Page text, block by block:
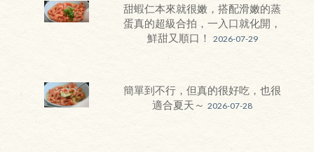
甜蝦仁本來就很嫩，搭配滑嫩的蒸
蛋真的超級合拍，一入口就化開，
鮮甜又順口！
2026-07-29
簡單到不行，但真的很好吃，也很
適合夏天～ 2026-07-28